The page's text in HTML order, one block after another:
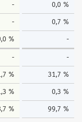
- 0,0 %
- 0,7 %
% -
- -
% 31,7 %
% 0,3 %
% 99,7 %